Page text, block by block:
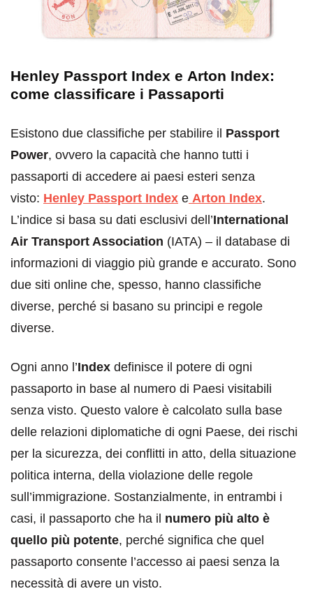
Henley Passport Index e Arton Index:
come classificare i Passaporti
Esistono due classifiche per stabilire il Passport
Power, ovvero la capacità che hanno tutti i
passaporti di accedere ai paesi esteri senza
visto: Henley Passport Index e Arton Index.
L’indice si basa su dati esclusivi dell’International
Air Transport Association (IATA) – il database di
informazioni di viaggio più grande e accurato. Sono
due siti online che, spesso, hanno classifiche
diverse, perché si basano su principi e regole
diverse.
Ogni anno l’Index definisce il potere di ogni
passaporto in base al numero di Paesi visitabili
senza visto. Questo valore è calcolato sulla base
delle relazioni diplomatiche di ogni Paese, dei rischi
per la sicurezza, dei conflitti in atto, della situazione
politica interna, della violazione delle regole
sull’immigrazione. Sostanzialmente, in entrambi i
casi, il passaporto che ha il numero più alto è
quello più potente, perché significa che quel
passaporto consente l’accesso ai paesi senza la
necessità di avere un visto.